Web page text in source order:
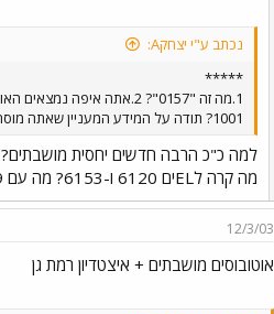
נכתב ע"י יצחקA:
*****
1001? תודה על המידע המעניין שאתה מוסר אודות האוטובוסים המושבתים. איציק
למה כ"כ הרבה חדשים יחסית מושבתים?
מה קרה לELים 6120 ו-6153? מה עם 299 מקו 40/42? גם מה עם 5001 והמידיבוסים של יונייטד 7XX? ולמה מכרו את האוטובוסים לירדן כ"כ בזול: 5000 דולר?
12/3/03
אוטובוסים מושבתים + איצטדיון רמת גן